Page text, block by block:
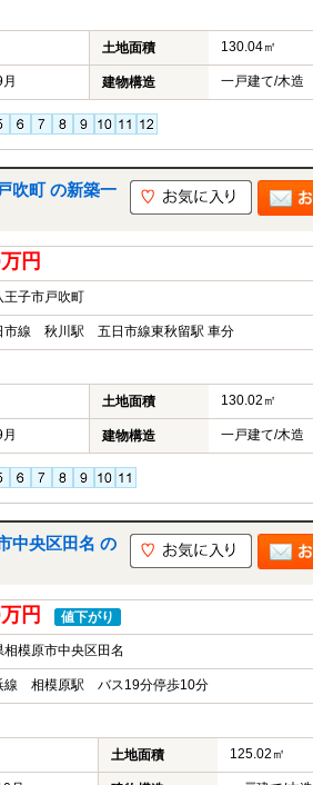
土地面積 130.04㎡
建物構造 一戸建て/木造
吹町 の新築一
円
王子市戸吹町
市線 秋川駅 五日市線東秋留駅 車分
土地面積 130.02㎡
建物構造 一戸建て/木造
中央区田名 の
円 値下がり
相模原市中央区田名
線 相模原駅 バス19分停歩10分
土地面積 125.02㎡